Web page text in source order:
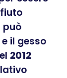
può
il gesso
2012